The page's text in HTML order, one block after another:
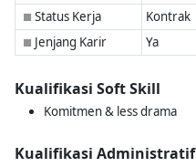
■ Status Kerja Kontrak
■ Jenjang Karir Ya
Kualifikasi Soft Skill
Komitmen & less drama
Kualifikasi Administratif